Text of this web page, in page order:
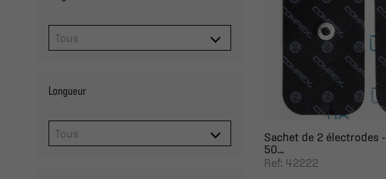
Longueur
Sachet de 2 électrodes -
50...
Ref: 42222